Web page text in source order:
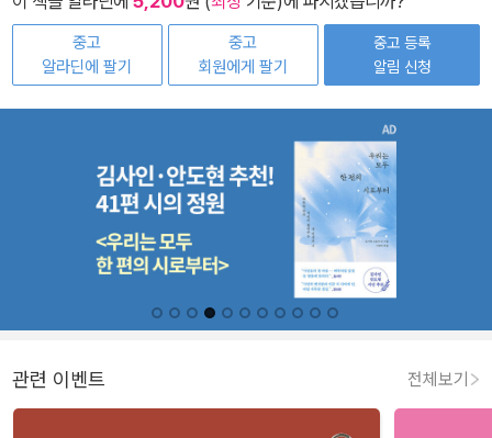
중고
알라딘에 팔기
중고
회원에게 팔기
중고 등록
알림 신청
관련 이벤트 전체보기